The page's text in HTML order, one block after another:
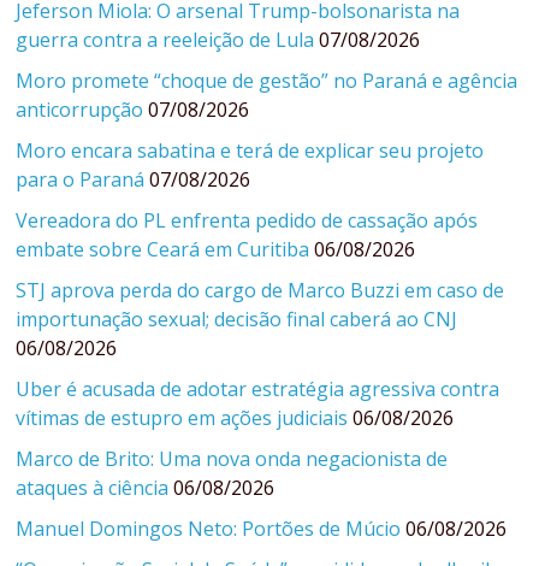
Jeferson Miola: O arsenal Trump-bolsonarista na
guerra contra a reeleição de Lula 07/08/2026
Moro promete “choque de gestão” no Paraná e agência
anticorrupção 07/08/2026
Moro encara sabatina e terá de explicar seu projeto
para o Paraná 07/08/2026
Vereadora do PL enfrenta pedido de cassação após
embate sobre Ceará em Curitiba 06/08/2026
STJ aprova perda do cargo de Marco Buzzi em caso de
importunação sexual; decisão final caberá ao CNJ
06/08/2026
Uber é acusada de adotar estratégia agressiva contra
vítimas de estupro em ações judiciais 06/08/2026
Marco de Brito: Uma nova onda negacionista de
ataques à ciência 06/08/2026
Manuel Domingos Neto: Portões de Múcio 06/08/2026